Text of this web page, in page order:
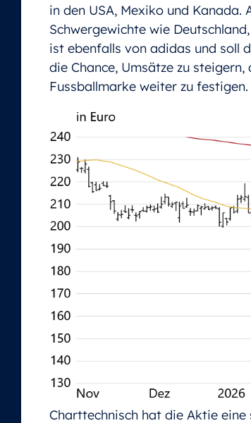
in den USA, Mexiko und
Schwergewichte wie
ist ebenfalls von adidas und soll
die Chance, Umsätze zu
Fussballmarke weiter zu festigen.
Charttechnisch hat die Aktie